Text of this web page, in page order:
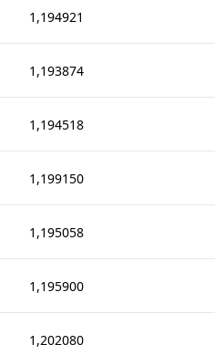
1,194921
1,193874
1,194518
1,199150
1,195058
1,195900
1,202080